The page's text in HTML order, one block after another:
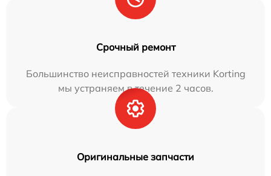
Срочный ремонт
Большинство неисправностей техники Korting
мы устраняем в течение 2 часов.
Оригинальные запчасти